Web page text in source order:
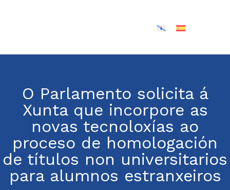
O Parlamento solicita á
Xunta que incorpore as
novas tecnoloxías ao
proceso de homologación
de títulos non universitarios
para alumnos estranxeiros